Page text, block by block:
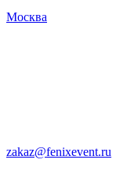
Москва
zakaz@fenixevent.ru